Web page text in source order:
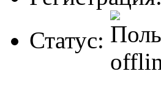
Статус: